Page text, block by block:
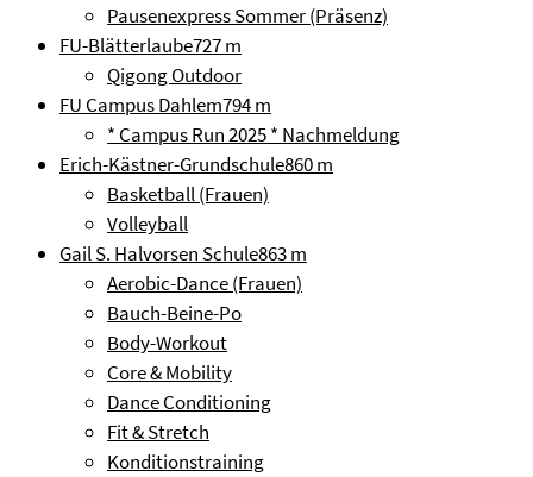
Pausenexpress Sommer (Präsenz)
FU-Blätterlaube727 m
Qigong Outdoor
FU Campus Dahlem794 m
* Campus Run 2025 * Nachmeldung
Erich-Kästner-Grundschule860 m
Basketball (Frauen)
Volleyball
Gail S. Halvorsen Schule863 m
Aerobic-Dance (Frauen)
Bauch-Beine-Po
Body-Workout
Core & Mobility
Dance Conditioning
Fit & Stretch
Konditionstraining